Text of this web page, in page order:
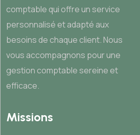
comptable qui offre un service
personnalisé et adapté aux
besoins de chaque client. Nous
vous accompagnons pour une
gestion comptable sereine et
efficace.
Missions